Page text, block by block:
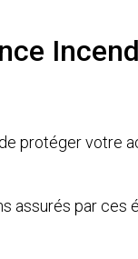
protéger
assurés par